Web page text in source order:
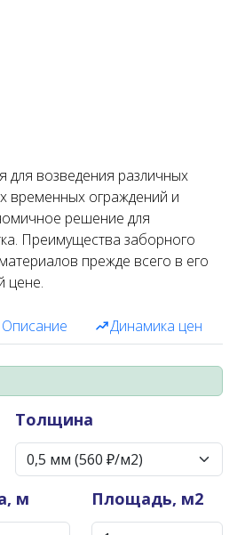
для возведения различных
временных ограждений и
решение для
Преимущества заборного
прежде всего в его
цене.
Описание Динамика цен
Толщина
м Площадь, м2